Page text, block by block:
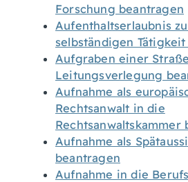
Forschung beantragen
Aufenthaltserlaubnis
selbständigen
Aufgraben einer
Leitungsverlegung
Aufnahme als
Rechtsanwalt in die
Rechtsanwaltskammer
Aufnahme als
beantragen
Aufnahme in die